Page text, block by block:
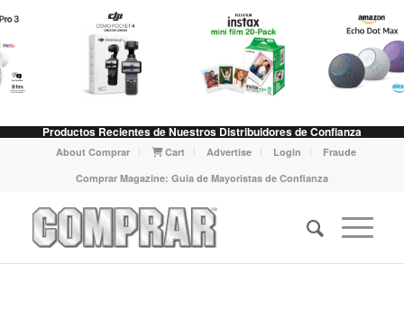
Productos Recientes de Nuestros Distribuidores de Confianza
About Comprar Cart Advertise Login
Fraude
Comprar Magazine: Guia de Mayoristas de Confianza